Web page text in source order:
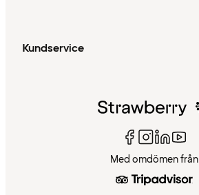
Kundservice
Med omdömen från